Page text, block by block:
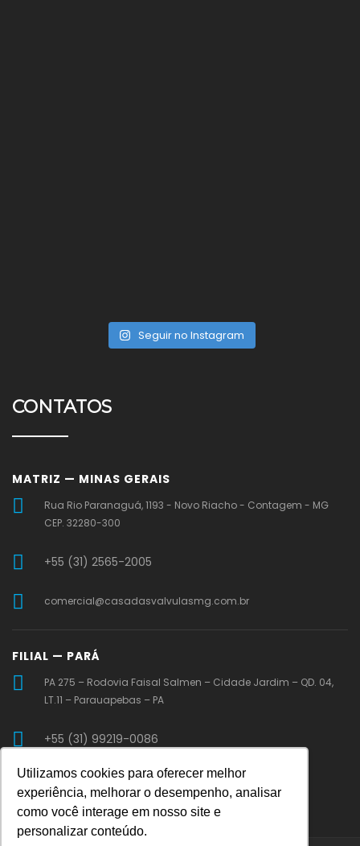
Utilizamos cookies para oferecer melhor
experiência, melhorar o desempenho, analisar
como você interage em nosso site e
personalizar conteúdo.
Seguir no Instagram
CONTATOS
MATRIZ — MINAS GERAIS
Rua Rio Paranaguá, 1193 - Novo Riacho - Contagem - MG
CEP. 32280-300
+55 (31) 2565-2005
comercial@casadasvalvulasmg.com.br
FILIAL — PARÁ
PA 275 – Rodovia Faisal Salmen – Cidade Jardim – QD. 04,
LT.11 – Parauapebas – PA
+55 (31) 99219-0086
vendaspa@casadasvalvulasmg.com.br